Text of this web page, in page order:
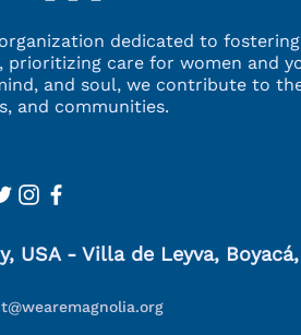
dedicated to
prioritizing care for women and
and soul, we contribute to
and communities.
USA - Villa de Leyva,